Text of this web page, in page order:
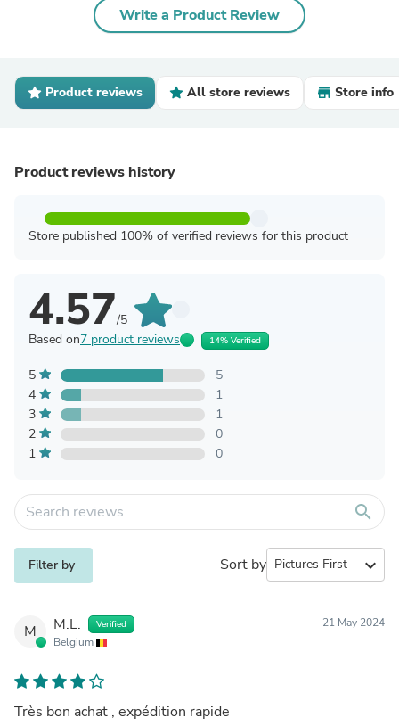
Write a Product Review
Product reviews All store reviews Store info
Product reviews history
Store published 100% of verified reviews for this product
4.57/5
Based on7 product reviews 14% Verified
5
5
4
1
3
1
2
0
1
0
search
Filter by Sort by expand_more
M M.L. Verified
Belgium
21 May 2024
Très bon achat , expédition rapide